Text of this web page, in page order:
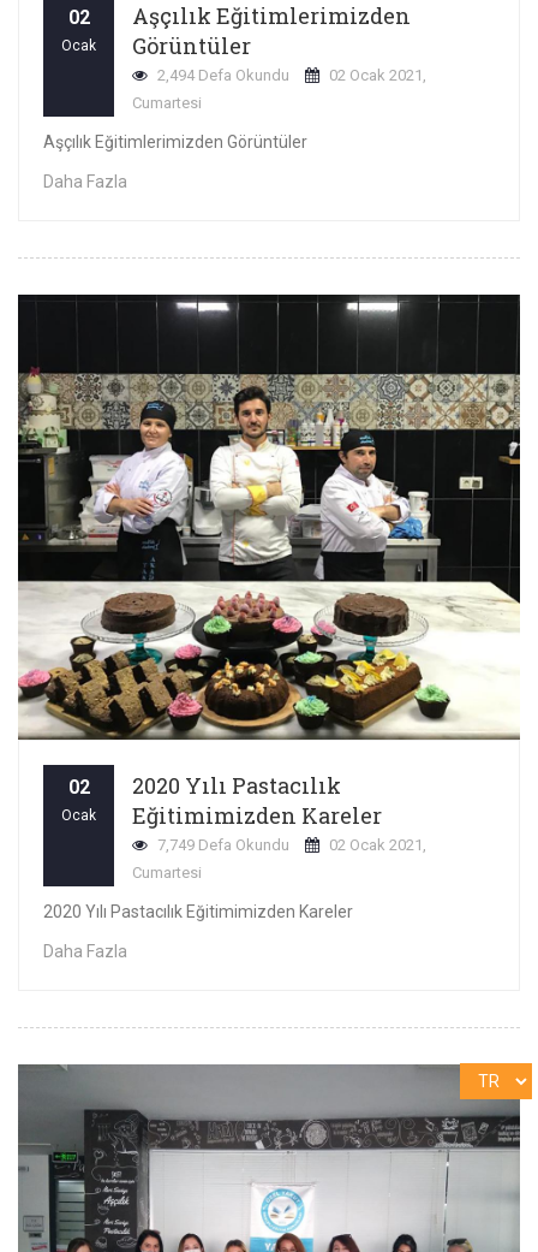
02
Ocak
Aşçılık Eğitimlerimizden
Görüntüler
2,494 Defa Okundu
02 Ocak 2021,
Cumartesi
Aşçılık Eğitimlerimizden Görüntüler
Daha Fazla
02
Ocak
2020 Yılı Pastacılık
Eğitimimizden Kareler
7,749 Defa Okundu
02 Ocak 2021,
Cumartesi
2020 Yılı Pastacılık Eğitimimizden Kareler
Daha Fazla